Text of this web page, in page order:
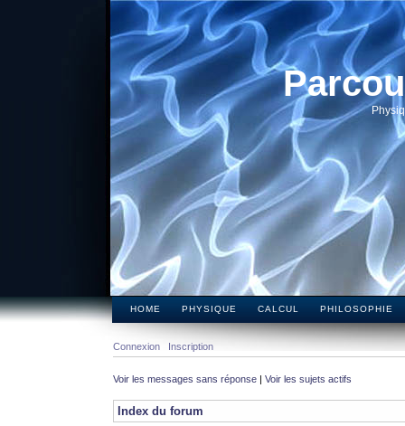
HOME PHYSIQUE CALCUL PHILOSOPHIE
Connexion Inscription
Voir les messages sans réponse | Voir les sujets actifs
Index du forum